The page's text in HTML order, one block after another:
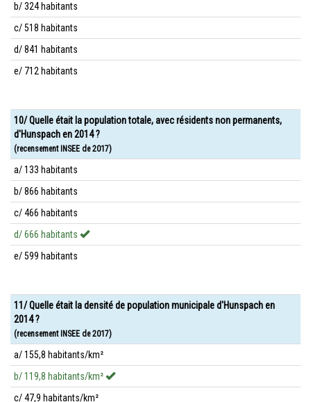
b/ 324 habitants
c/ 518 habitants
d/ 841 habitants
e/ 712 habitants
10/ Quelle était la population totale, avec résidents non permanents,
d'Hunspach en 2014 ?
(recensement INSEE de 2017)
a/ 133 habitants
b/ 866 habitants
c/ 466 habitants
d/ 666 habitants
e/ 599 habitants
11/ Quelle était la densité de population municipale d'Hunspach en
2014 ?
(recensement INSEE de 2017)
a/ 155,8 habitants/km²
b/ 119,8 habitants/km²
c/ 47,9 habitants/km²